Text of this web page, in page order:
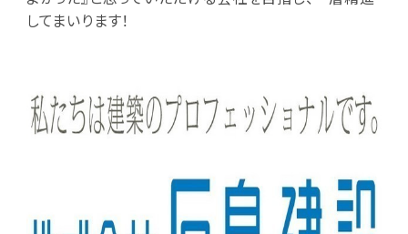
してまいります！